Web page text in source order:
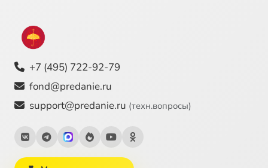
27 Ахматова - Лотова жена
28 Андрей Рублёв - Троица
+7 (495) 722-92-79
fond@predanie.ru
support@predanie.ru (техн.вопросы)